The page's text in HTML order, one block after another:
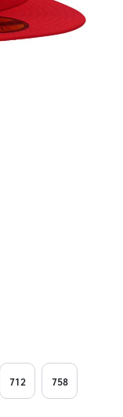
712 758